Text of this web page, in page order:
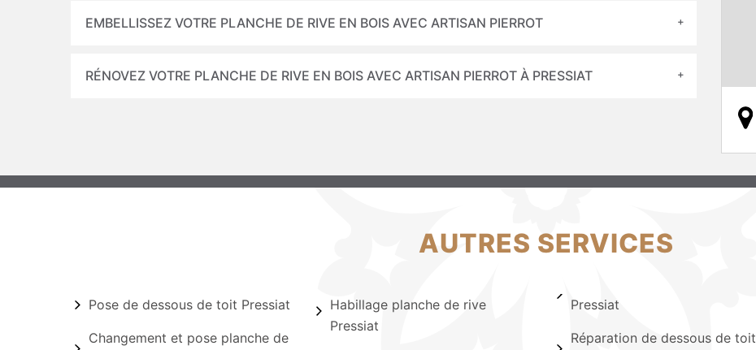
EMBELLISSEZ VOTRE PLANCHE DE RIVE EN BOIS AVEC ARTISAN PIERROT
RÉNOVEZ VOTRE PLANCHE DE RIVE EN BOIS AVEC ARTISAN PIERROT À PRESSIAT
AUTRES SERVICES
Pose de dessous de toit Pressiat
Changement et pose planche de
Habillage planche de rive
Pressiat
Pressiat
Réparation de dessous de toit